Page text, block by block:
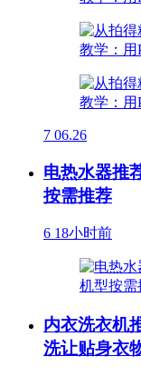
7 06.26
电热水器推
按需推荐
6 18小时前
内衣洗衣机
洗让贴身衣